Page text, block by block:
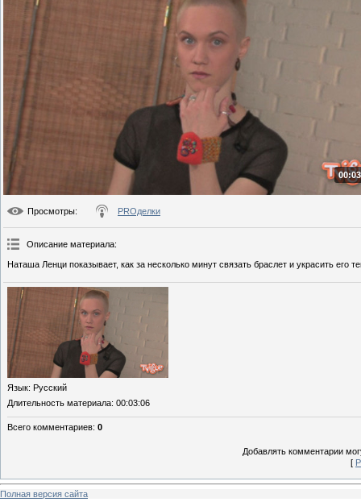
Просмотры: PROделки
Описание материала:
Наташа Ленци показывает, как за несколько минут связать браслет и украсить его
Язык: Русский
Длительность материала: 00:03:06
Всего комментариев: 0
Добавлять комментарии
[
Полная версия сайта